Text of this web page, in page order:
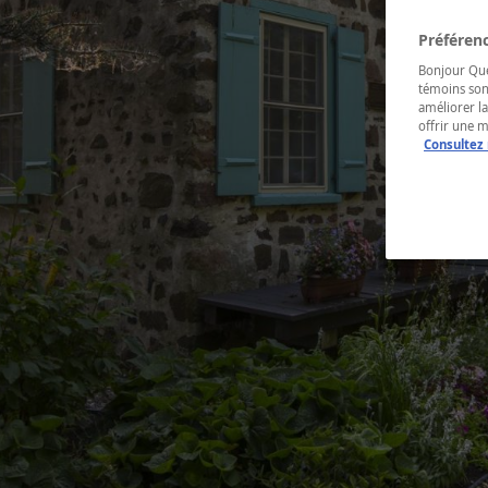
Bonjour
témoins
améliorer
offrir une